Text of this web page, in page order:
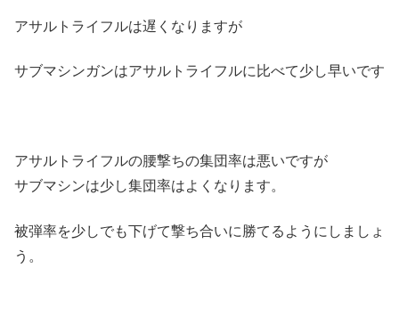
アサルトライフルは遅くなりますが
サブマシンガンはアサルトライフルに比べて少し早いです
アサルトライフルの腰撃ちの集団率は悪いですが
サブマシンは少し集団率はよくなります。
被弾率を少しでも下げて撃ち合いに勝てるようにしましょ
う。